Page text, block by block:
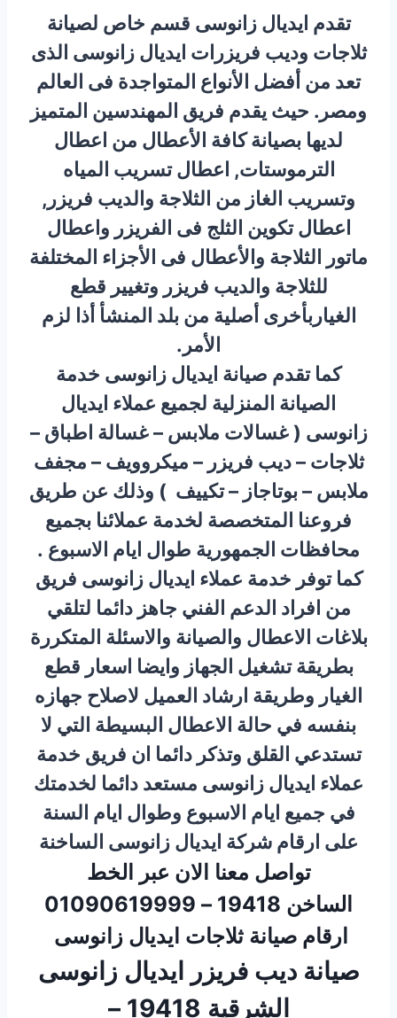
تقدم ايديال زانوسى قسم خاص لصيانة
ثلاجات وديب فريزرات ايديال زانوسى الذى
تعد من أفضل الأنواع المتواجدة فى العالم
ومصر. حيث يقدم فريق المهندسين المتميز
لديها بصيانة كافة الأعطال من اعطال
الترموستات, اعطال تسريب المياه
وتسريب الغاز من الثلاجة والديب فريزر,
اعطال تكوين الثلج فى الفريزر واعطال
ماتور الثلاجة والأعطال فى الأجزاء المختلفة
للثلاجة والديب فريزر وتغيير قطع
الغياربأخرى أصلية من بلد المنشأ أذا لزم
الأمر.
كما تقدم صيانة ايديال زانوسى خدمة
الصيانة المنزلية لجميع عملاء ايديال
زانوسى ( غسالات ملابس – غسالة اطباق –
ثلاجات – ديب فريزر – ميكروويف – مجفف
ملابس – بوتاجاز – تكييف ) وذلك عن طريق
فروعنا المتخصصة لخدمة عملائنا بجميع
محافظات الجمهورية طوال ايام الاسبوع .
كما توفر خدمة عملاء ايديال زانوسى فريق
من افراد الدعم الفني جاهز دائما لتلقي
بلاغات الاعطال والصيانة والاسئلة المتكررة
بطريقة تشغيل الجهاز وايضا اسعار قطع
الغيار وطريقة ارشاد العميل لاصلاح جهازه
بنفسه في حالة الاعطال البسيطة التي لا
تستدعي القلق وتذكر دائما ان فريق خدمة
عملاء ايديال زانوسى مستعد دائما لخدمتك
في جميع ايام الاسبوع وطوال ايام السنة
على ارقام شركة ايديال زانوسى الساخنة
تواصل معنا الان عبر الخط
الساخن 19418 – 01090619999
ارقام صيانة ثلاجات ايديال زانوسى
صيانة ديب فريزر ايديال زانوسى
الشرقية 19418 –